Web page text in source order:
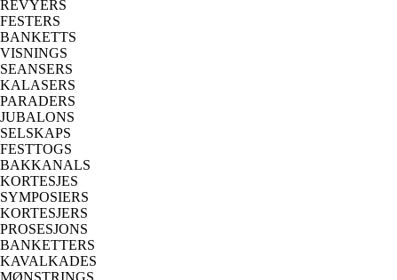
REVYERS
FESTERS
BANKETTS
VISNINGS
SEANSERS
KALASERS
PARADERS
JUBALONS
SELSKAPS
FESTTOGS
BAKKANALS
KORTESJES
SYMPOSIERS
KORTESJERS
PROSESJONS
BANKETTERS
KAVALKADES
MØNSTRINGS